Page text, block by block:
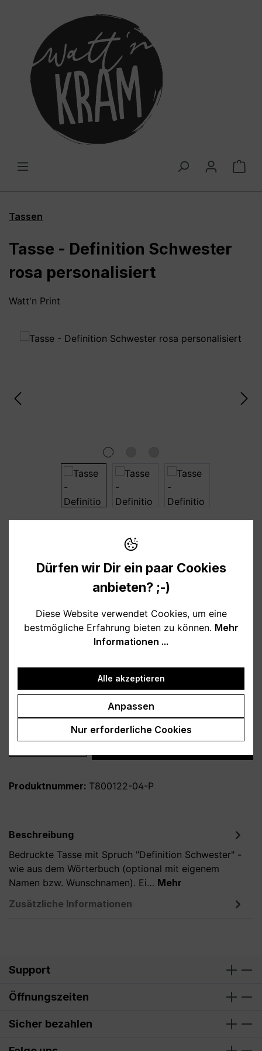
Tassen
Tasse - Definition Schwester
rosa personalisiert
Watt'n Print
Bildergalerie überspringen
Preise inkl. MwSt. zzgl. Versandkosten
Verfügbar, Lieferzeit: 1-3 Tage
weiß
schwarz hellblau
rosa
türkis grau
dunkelblau
lila
Varianteauswählen
ohne Personalisierung
Produkt Anzahl: Gib den gewünschten
Produktnummer: T800122-04-P
Beschreibung
Bedruckte Tasse mit Spruch "Definition Schwester" -
wie aus dem Wörterbuch (optional mit eigenem
Namen bzw. Wunschnamen). Ei… Mehr
Zusätzliche Informationen
Support
Öffnungszeiten
Sicher bezahlen
Dürfen wir Dir ein paar Cookies
anbieten? ;-)
Diese Website verwendet Cookies, um eine
bestmögliche Erfahrung bieten zu können. Mehr
Informationen ...
Alle akzeptieren
Anpassen
Nur erforderliche Cookies